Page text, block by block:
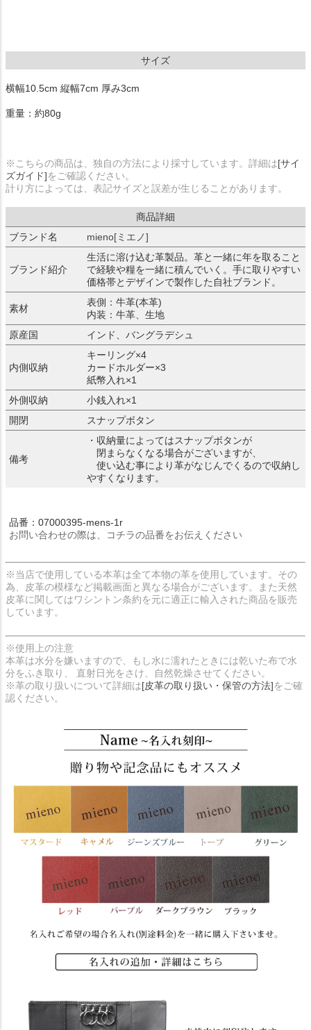
サイズ
横幅10.5cm 縦幅7cm 厚み3cm
重量：約80g
※こちらの商品は、独自の方法により採寸しています。詳細は[サイ
ズガイド]をご確認ください。
計り方によっては、表記サイズと誤差が生じることがあります。
商品詳細
ブランド名
mieno[ミエノ]
ブランド紹介
生活に溶け込む革製品。革と一緒に年を取ること
で経験や糧を一緒に積んでいく。手に取りやすい
価格帯とデザインで製作した自社ブランド。
素材
表側：牛革(本革)
内装：牛革、生地
原産国
インド、バングラデシュ
内側収納
キーリング×4
カードホルダー×3
紙幣入れ×1
外側収納
小銭入れ×1
開閉
スナップボタン
備考
・収納量によってはスナップボタンが
閉まらなくなる場合がございますが、
使い込む事により革がなじんでくるので収納し
やすくなります。
品番：07000395-mens-1r
お問い合わせの際は、コチラの品番をお伝えください
※当店で使用している本革は全て本物の革を使用しています。その
為、皮革の模様など掲載画面と異なる場合がございます。また天然
皮革に関してはワシントン条約を元に適正に輸入された商品を販売
しています。
※使用上の注意
本革は水分を嫌いますので、もし水に濡れたときには乾いた布で水
分をふき取り、 直射日光をさけ、自然乾燥させてください。
※革の取り扱いについて詳細は[皮革の取り扱い・保管の方法]をご確
認ください。